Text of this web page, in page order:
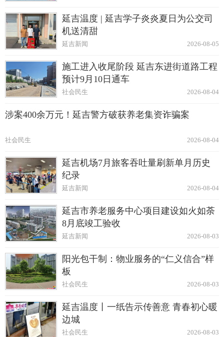
延吉温度 | 延吉学子炎炎夏日为公交司
机送清甜
2026-08-05
延吉新闻
施工进入收尾阶段 延吉东进街道路工程
预计9月10日通车
2026-08-04
社会民生
涉案400余万元！延吉警方破获养老集资诈骗案
2026-08-04
社会民生
延吉机场7月旅客吞吐量刷新单月历史
纪录
2026-08-04
延吉新闻
延吉市养老服务中心项目建设如火如荼
8月底竣工验收
2026-08-03
延吉新闻
阳光包干制：物业服务的“仁义信合”样
板
2026-08-03
社会民生
延吉温度丨一纸告示传善意 青春初心暖
边城
2026-08-03
社会民生